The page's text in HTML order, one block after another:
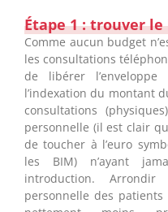
Étape 1 : trouver le
Comme aucun budget
les consultations
de libérer
l’indexation du montant
consultations
personnelle (il est clair
de toucher à l’euro
les BIM) n’ayant
introduction.
personnelle des